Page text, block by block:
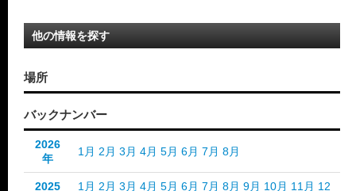
他の情報を探す
場所
バックナンバー
2026
年
1月 2月 3月 4月 5月 6月 7月 8月
2025
1月 2月 3月 4月 5月 6月 7月 8月 9月 10月 11月 12